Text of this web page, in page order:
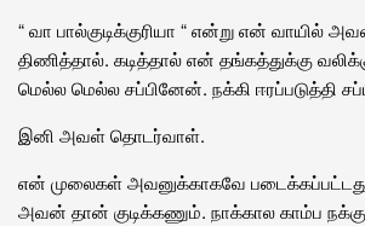
“ வா பால்குடிக்குரியா “ என்று என் வாயில்
திணித்தால். கடித்தால் என் தங்கத்துக்கு
மெல்ல மெல்ல சப்பினேன். நக்கி ஈரப்படுத்தி
இனி அவள் தொடர்வாள்.
என் முலைகள் அவனுக்காகவே
அவன் தான் குடிக்கணும். நாக்கால காம்ப